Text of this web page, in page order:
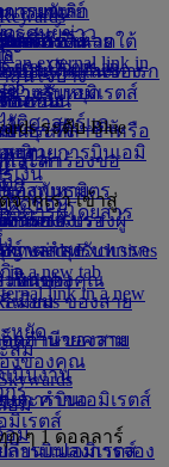
Opens an
มคนขับ
บการอำนวย
ารแพทย์
าหรับเอมิเรตส์
บ
งสายการบินเอมิ
าคารผู้โดยสาร
าตให้โหลดใต้
บ
ย
ตส์
เครื่องบิน
งบิน
ก
จ
เมียม
หยัด
การบินเอมิเรตส์
ผัส
า
ชั้นหนึ่ง
ชั้นธุรกิจ
ทั่วโลก
ของพันธมิตร
ใช้ห้องรับรองผู้
ดภาษีของสาย
การบินเอมิเรตส์
ญาต
ของเด็กและทารก
ด็กอ่อน
ทารก
าตสำหรับทารก
ะทารก
ก
ธ์ศูนย์ข่าว
external link in
เงิน
ผิดชอบ
link in a new
นินงาน
อม
อม
ม
ร์
ด
ช่วงวันหยุด
วัติศาสตร์และ
ยุด
Exclusives
in a new tab
สม
สนใจบ้าง
ารยกเลิก
ซ่าและ
งเรียน
ภาระที่ล่าช้าหรือ
งานของเรา
ทางล่าสุด
วบินของคุณ
รอำนวยความ
และคำขอ
เอมิเรตส์
วบินร่วมกันของ
และคำร้องขอ
ที่สูญหาย
ดินทาง
ของสาย
งของคุณ
กร
มิเรตส์
ลี่ยนแปลงการจอง
ากเรา เข้าสู่
ก ๆ 1 ดอลลาร์